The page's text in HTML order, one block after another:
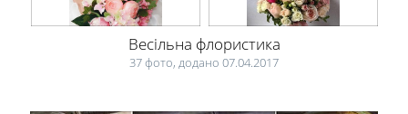
Весільна флористика
37 фото, додано 07.04.2017